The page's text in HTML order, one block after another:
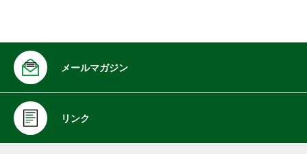
メールマガジン
リンク